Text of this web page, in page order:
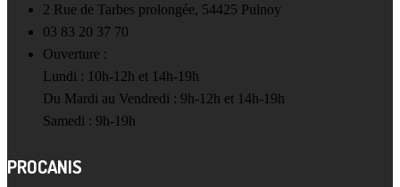
2 Rue de Tarbes prolongée, 54425 Pulnoy
03 83 20 37 70
Ouverture :
Lundi : 10h-12h et 14h-19h
Du Mardi au Vendredi : 9h-12h et 14h-19h
Samedi : 9h-19h
PROCANIS